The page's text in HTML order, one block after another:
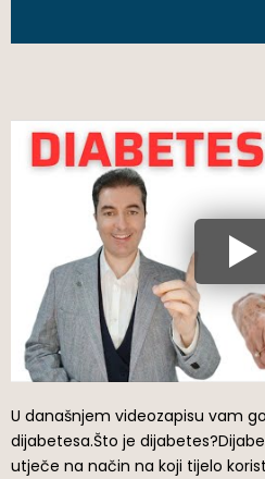
U današnjem videozapisu vam
dijabetesa.Što je
utječe na način na koji tijelo